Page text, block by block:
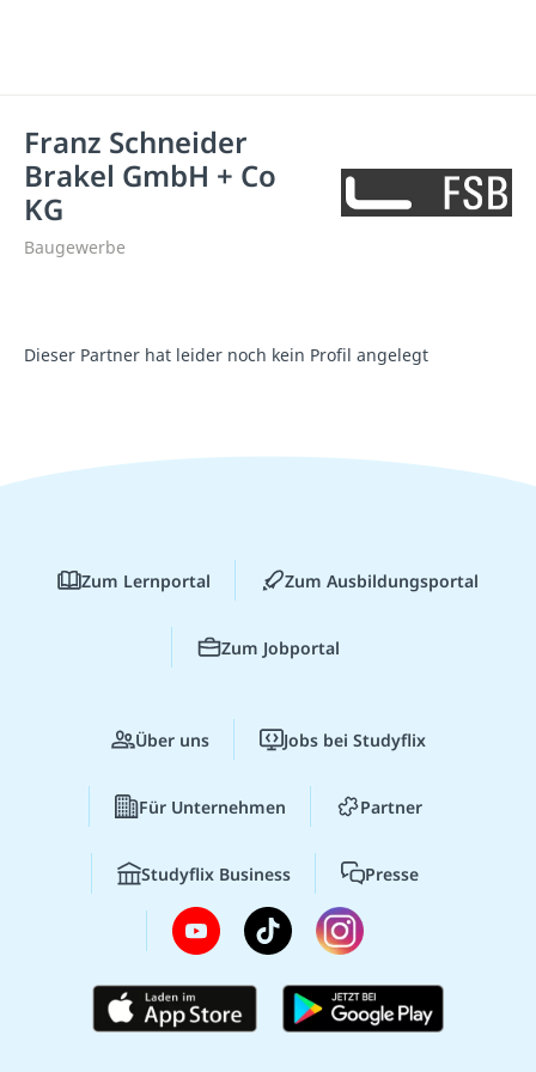
Franz Schneider
Brakel GmbH + Co
KG
Baugewerbe
Dieser Partner hat leider noch kein Profil angelegt
Zum Lernportal Zum Ausbildungsportal
Zum Jobportal
Über uns Jobs bei Studyflix
Für Unternehmen Partner
Studyflix Business Presse